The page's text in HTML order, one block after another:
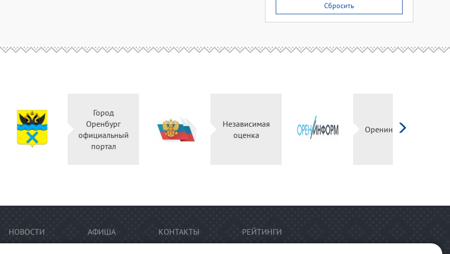
Сбросить
Правительство
Оренбургской
области
Оренбург
официальный
Независимая
оценка
НОВОСТИ АФИША КОНТАКТЫ РЕЙТИНГИ